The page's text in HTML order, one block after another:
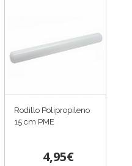
Rodillo Polipropileno
15 cm PME
4,95€